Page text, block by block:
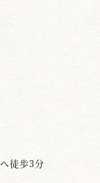
ただきます。
り過ぎ、逆に刀
中で緊張感のあ
す。
な正中線を通っ
徒歩3分